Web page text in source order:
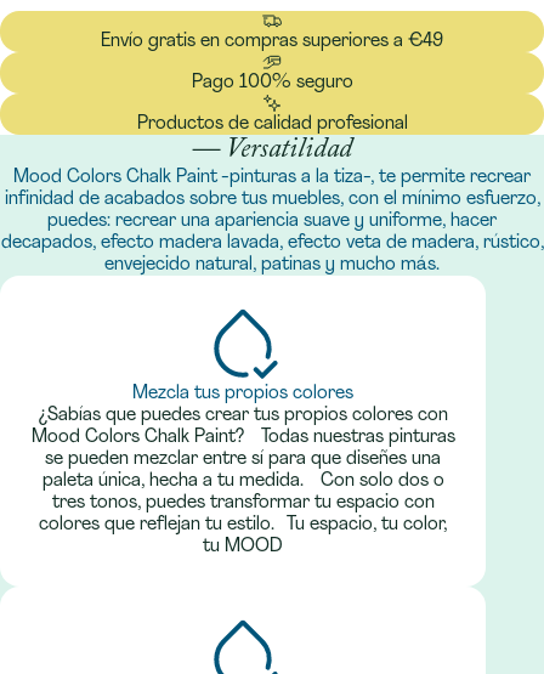
Envío gratis en compras superiores a €49
Pago 100% seguro
Productos de calidad profesional
— Versatilidad
Mood Colors Chalk Paint -pinturas a la tiza-, te permite recrear
infinidad de acabados sobre tus muebles, con el mínimo esfuerzo,
puedes: recrear una apariencia suave y uniforme, hacer
decapados, efecto madera lavada, efecto veta de madera, rústico,
envejecido natural, patinas y mucho más.
Mezcla tus propios colores
¿Sabías que puedes crear tus propios colores con
Mood Colors Chalk Paint? Todas nuestras pinturas
se pueden mezclar entre sí para que diseñes una
paleta única, hecha a tu medida. Con solo dos o
tres tonos, puedes transformar tu espacio con
colores que reflejan tu estilo. Tu espacio, tu color,
tu MOOD